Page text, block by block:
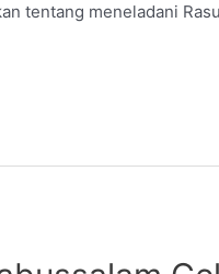
tentang meneladani